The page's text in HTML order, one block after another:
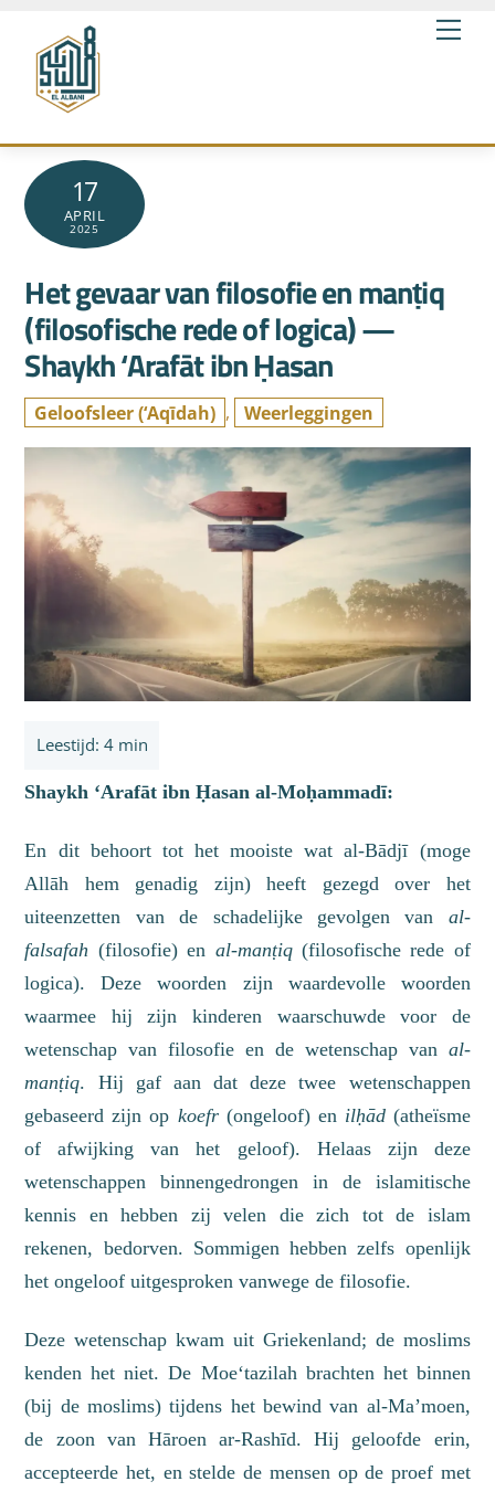
content
17
APRIL
2025
Het gevaar van filosofie en manṭiq
(filosofische rede of logica) —
Shaykh ‘Arafāt ibn Ḥasan
Geloofsleer (‘Aqīdah) , Weerleggingen
Shaykh ‘Arafāt ibn Ḥasan al-Moḥammadī:
En dit behoort tot het mooiste wat al-Bādjī (moge
Allāh hem genadig zijn) heeft gezegd over het
uiteenzetten van de schadelijke gevolgen van al-
falsafah (filosofie) en al-manṭiq (filosofische rede of
logica). Deze woorden zijn waardevolle woorden
waarmee hij zijn kinderen waarschuwdevoor de
wetenschap vanfilosofie en de wetenschap van al-
manṭiq. Hij gaf aan dat deze twee wetenschappen
gebaseerd zijn op koefr (ongeloof) en ilḥād(atheïsme
of afwijking van het geloof). Helaas zijn deze
wetenschappen binnengedrongen in de islamitische
kennis en hebben zij velen die zich tot de islam
rekenen, bedorven. Sommigen hebben zelfs openlijk
het ongeloof uitgesproken vanwege de filosofie.
Deze wetenschap kwam uit Griekenland; de moslims
kendenhet niet. De Moe‘tazilah brachten het binnen
(bij de moslims) tijdens het bewind van al-Ma’moen,
de zoon van Hāroen ar-Rashīd. Hij geloofde erin,
accepteerde het, en stelde de mensen op de proef met